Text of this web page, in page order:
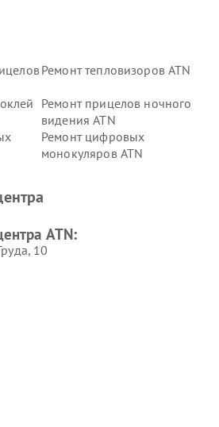
Ремонт тепловизоров ATN
Ремонт прицелов ночного
видения ATN
Ремонт цифровых
монокуляров ATN
ATN:
10